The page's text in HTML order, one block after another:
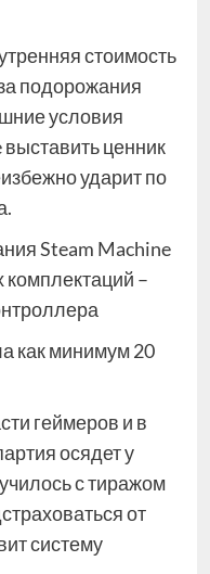
стоимость
подорожания
условия
ценник
ударит по
Steam Machine
–
как минимум 20
геймеров и в
осядет у
с тиражом
от
систему